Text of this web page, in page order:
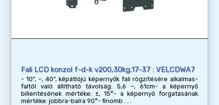
Fali LCD konzol f-d-k v200,30kg,17-37 : VELCDWA7
- 10”, –, 40”, képátlójú képernyők fali rögzítésére alkalmas-
faltól való állítható távolság: 5,6 –, 61cm- a képernyő
billentésének mértéke: ±, 15°- a képernyő forgatásának
mértéke: jobbra-balra 90°- finomb